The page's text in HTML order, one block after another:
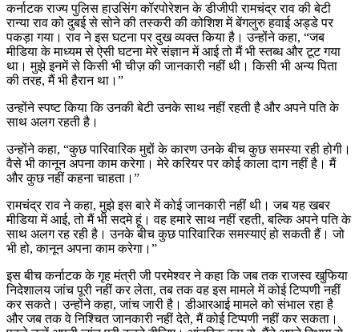
कर्नाटक राज्य पुलिस हाउसिंग कॉरपोरेशन के डीजीपी रामचंद्र राव की बेटी
रान्या राव को दुबई से सोने की तस्करी की कोशिश में बेंगलुरु हवाई अड्डे पर
पकड़ा गया। राव ने इस घटना पर दुख व्यक्त किया है। उन्होंने कहा, “जब
मीडिया के माध्यम से ऐसी घटना मेरे संज्ञान में आई तो मैं भी स्तब्ध और टूट गया
था। मुझे इनमें से किसी भी चीज़ की जानकारी नहीं थी। किसी भी अन्य पिता
की तरह, मैं भी हैरान था।”
उन्होंने स्पष्ट किया कि उनकी बेटी उनके साथ नहीं रहती है और अपने पति के
साथ अलग रहती है।
उन्होंने कहा, “कुछ पारिवारिक मुद्दों के कारण उनके बीच कुछ समस्या रही होगी।
वैसे भी कानून अपना काम करेगा। मेरे करियर पर कोई काला दाग नहीं है। मैं
और कुछ नहीं कहना चाहता।”
रामचंद्र राव ने कहा, मुझे इस बारे में कोई जानकारी नहीं थी। जब यह खबर
मीडिया में आई, तो मैं भी सदमे हूं। वह हमारे साथ नहीं रहती, बल्कि अपने पति के
साथ अलग रह रही है। उनके बीच कुछ पारिवारिक समस्याएं हो सकती हैं। जो
भी हो, कानून अपना काम करेगा।”
इस बीच कर्नाटक के गृह मंत्री जी परमेश्वर ने कहा कि जब तक राजस्व खुफिया
निदेशालय जांच पूरी नहीं कर लेता, तब तक वह इस मामले में कोई टिप्पणी नहीं
कर सकते। उन्होंने कहा, जांच जारी है। डीआरआई मामले को संभाल रहा है
और जब तक वे निश्चित जानकारी नहीं देते, मैं कोई टिप्पणी नहीं कर सकता।